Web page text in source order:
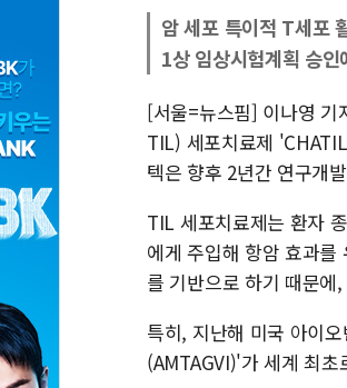
암 세포 특이적 T세포
1상 임상시험계획 승
[서울=뉴스핌] 이나영
TIL) 세포치료제
텍은 향후 2년간 연구개
TIL 세포치료제는 환자
에게 주입해 항암 효과
를 기반으로 하기 때문
특히, 지난해 미국 아이
(AMTAGVI)'가 세계 최